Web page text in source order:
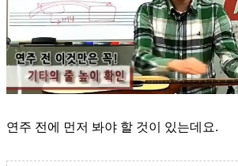
연주 전에 먼저 봐야 할 것이 있는데요.